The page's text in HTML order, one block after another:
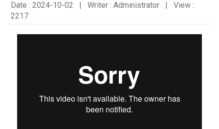
Date : 2024-10-02 | Writer : Administrator | View :
2217